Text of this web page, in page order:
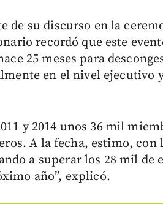
de su discurso en la
recordó que este
25 meses para
en el nivel ejecutivo
y 2014 unos 36 mil
A la fecha, estimo, con
a superar los 28 mil de
año”, explicó.